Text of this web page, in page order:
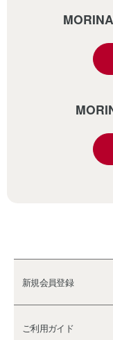
新規会員登録
ご利用ガイド